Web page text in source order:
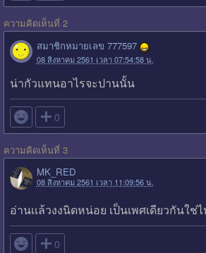
ความคิดเห็นที่ 2
สมาชิกหมายเลข 777597
08 สิงหาคม 2561 เวลา 07:54:58 น.
น่ากัวแทนอาไรจะปานนั้น
 0
ความคิดเห็นที่ 3
MK_RED
08 สิงหาคม 2561 เวลา 11:09:56 น.
อ่านเเล้วงงนิดหน่อย เป็นเพศเดียวกันใช่
 0